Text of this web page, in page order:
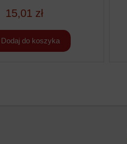
15,01 zł
Dodaj do koszyka